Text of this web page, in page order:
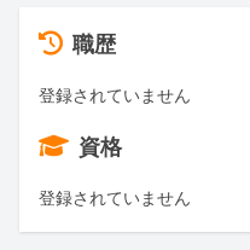
職歴
登録されていません
資格
登録されていません